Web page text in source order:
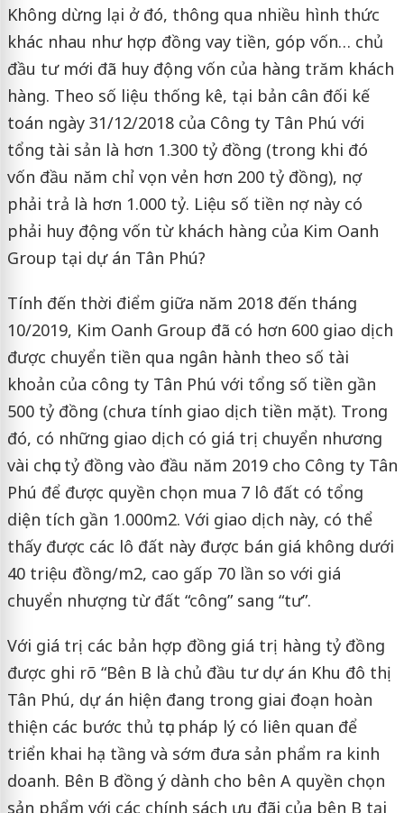
Không dừng lại ở đó, thông qua nhiều hình thức
khác nhau như hợp đồng vay tiền, góp vốn… chủ
đầu tư mới đã huy động vốn của hàng trăm khách
hàng. Theo số liệu thống kê, tại bản cân đối kế
toán ngày 31/12/2018 của Công ty Tân Phú với
tổng tài sản là hơn 1.300 tỷ đồng (trong khi đó
vốn đầu năm chỉ vọn vẻn hơn 200 tỷ đồng), nợ
phải trả là hơn 1.000 tỷ. Liệu số tiền nợ này có
phải huy động vốn từ khách hàng của Kim Oanh
Group tại dự án Tân Phú?
Tính đến thời điểm giữa năm 2018 đến tháng
10/2019, Kim Oanh Group đã có hơn 600 giao dịch
được chuyển tiền qua ngân hành theo số tài
khoản của công ty Tân Phú với tổng số tiền gần
500 tỷ đồng (chưa tính giao dịch tiền mặt). Trong
đó, có những giao dịch có giá trị chuyển nhương
vài chục tỷ đồng vào đầu năm 2019 cho Công ty Tân
Phú để được quyền chọn mua 7 lô đất có tổng
diện tích gần 1.000m2. Với giao dịch này, có thể
thấy được các lô đất này được bán giá không dưới
40 triệu đồng/m2, cao gấp 70 lần so với giá
chuyển nhượng từ đất “công” sang “tư”.
Với giá trị các bản hợp đồng giá trị hàng tỷ đồng
được ghi rõ “Bên B là chủ đầu tư dự án Khu đô thị
Tân Phú, dự án hiện đang trong giai đoạn hoàn
thiện các bước thủ tục pháp lý có liên quan để
triển khai hạ tầng và sớm đưa sản phẩm ra kinh
doanh. Bên B đồng ý dành cho bên A quyền chọn
sản phẩm với các chính sách ưu đãi của bên B tại